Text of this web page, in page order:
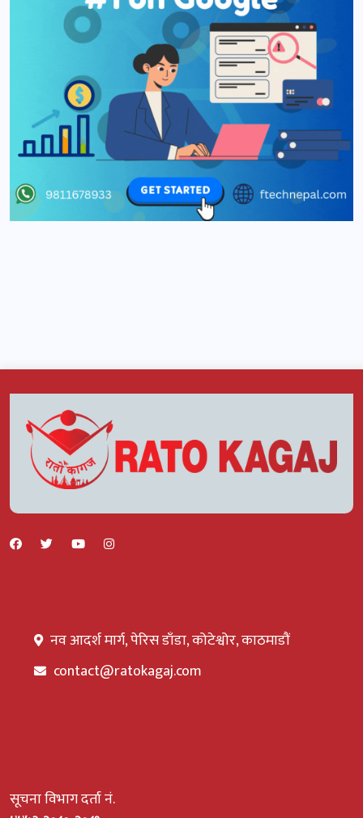
नव आदर्श मार्ग, पेरिस डाँडा, कोटेश्वोर, काठमाडौं
contact@ratokagaj.com
सूचना विभाग दर्ता नं.